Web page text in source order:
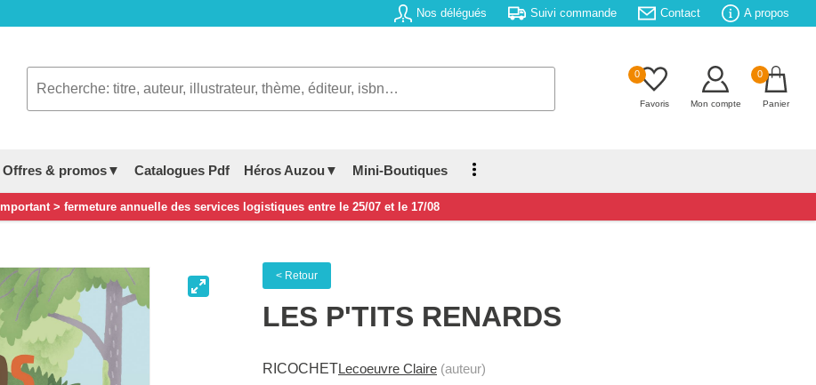
Nos délégués Suivi commande Contact A propos
0
Favoris Mon compte
0
Panier
Offres & promos▼ Catalogues Pdf Héros Auzou▼ Mini-Boutiques
Important > fermeture annuelle des services logistiques entre le 25/07 et le 17/08
< Retour
LES P'TITS RENARDS
RICOCHETLecoeuvre Claire (auteur)